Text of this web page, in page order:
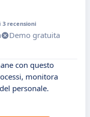
3 recensioni
Demo gratuita
con questo
monitora
personale.